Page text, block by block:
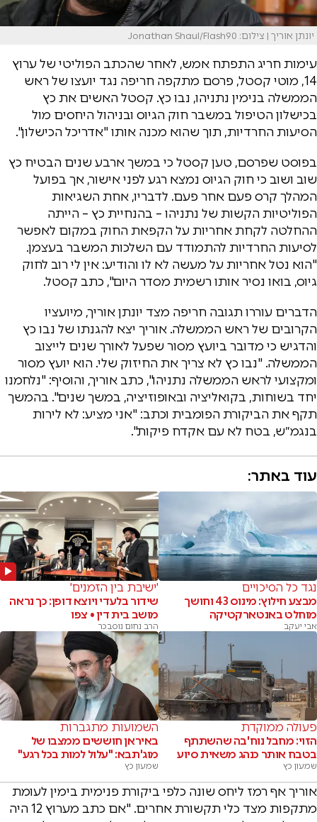
יונתן אוריך | צילום: Jonathan Shaul/Flash90
עימות חריג התפתח אמש, לאחר שהכתב הפוליטי של ערוץ
14, מוטי קסטל, פרסם מתקפה חריפה נגד יועצו של ראש
הממשלה בנימין נתניהו, נבו כץ. קסטל האשים את כץ
בכישלון הטיפול במשבר חוק הגיוס ובניהול היחסים מול
הסיעות החרדיות, תוך שהוא מכנה אותו "אדריכל הכישלון".
בפוסט שפרסם, טען קסטל כי במשך ארבע שנים הבטיח כץ
שוב ושוב כי חוק הגיוס נמצא רגע לפני אישור, אך בפועל
המהלך קרס פעם אחר פעם. לדבריו, אחת השגיאות
הפוליטיות הקשות של נתניהו – בהנחיית כץ – הייתה
ההחלטה לקחת אחריות על הקפאת החוק במקום לאפשר
לסיעות החרדיות להתמודד עם השלכות המשבר בעצמן.
"הוא נטל אחריות על מעשה לא לו והודיע: אין לי רוב לחוק
גיוס, בואו נסיר אותו רשמית מסדר היום", כתב קסטל.
הדברים עוררו תגובה חריפה מצד יונתן אוריך, מיועציו
הקרובים של ראש הממשלה. אוריך יצא להגנתו של נבו כץ
והדגיש כי מדובר ביועץ מסור שפעל לאורך שנים לייצוב
הממשלה. "נבו כץ לא צריך את החיזוק שלי. הוא יועץ מסור
ומקצועי לראש הממשלה נתניהו", כתב אוריך, והוסיף: "נלחמנו
יחד בשוחות, בקואליציה ובאופוזיציה, במשך שנים". בהמשך
תקף את הביקורת הפומבית וכתב: "אני מציע: לא לירות
בנגמ״ש, בטח לא עם אקדח פיקות".
עוד באתר:
נגד כל הסיכויים
מבצע חילוץ: מינוס 43 וחושך
מוחלט באנטארקטיקה
אבי יעקב
'ישיבת בין הזמנים'
שידור בלעדי ויוצא דופן: כך נראה
מושב בית דין • צפו
הרב נחום נוסבכר
פעולה ממוקדת
הזוי: מחבל נוח'בה שהשתתף
בטבח אותר כנהג משאית סיוע
שמעון כץ
השמועות מתגברות
באיראן חוששים ממצבו של
מוג'תבא: "עלול למות בכל רגע"
שמעון כץ
אוריך אף רמז ליחס שונה כלפי ביקורת פנימית בימין לעומת
מתקפות מצד כלי תקשורת אחרים. "אם כתב מערוץ 12 היה